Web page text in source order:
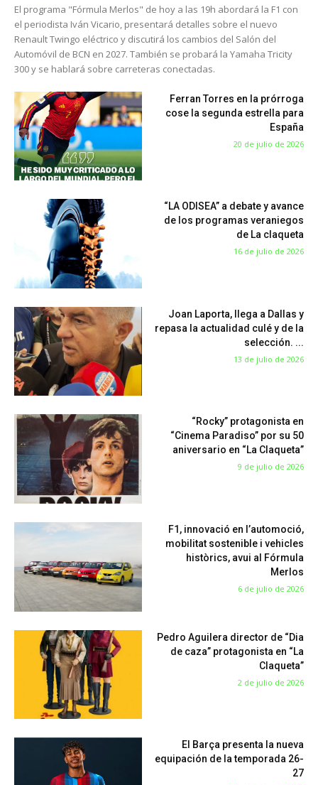
El programa "Fórmula Merlos" de hoy a las 19h abordará la F1 con
el periodista Iván Vicario, presentará detalles sobre el nuevo
Renault Twingo eléctrico y discutirá los cambios del Salón del
Automóvil de BCN en 2027. También se probará la Yamaha Tricity
300 y se hablará sobre carreteras conectadas.
Ferran Torres en la prórroga
cose la segunda estrella para
España
20 de julio de 2026
“LA ODISEA” a debate y avance
de los programas veraniegos
de La claqueta
16 de julio de 2026
Joan Laporta, llega a Dallas y
repasa la actualidad culé y de la
selección. ...
13 de julio de 2026
“Rocky” protagonista en
“Cinema Paradiso” por su 50
aniversario en “La Claqueta”
9 de julio de 2026
F1, innovació en l’automoció,
mobilitat sostenible i vehicles
històrics, avui al Fórmula
Merlos
6 de julio de 2026
Pedro Aguilera director de “Dia
de caza” protagonista en “La
Claqueta”
2 de julio de 2026
El Barça presenta la nueva
equipación de la temporada 26-
27